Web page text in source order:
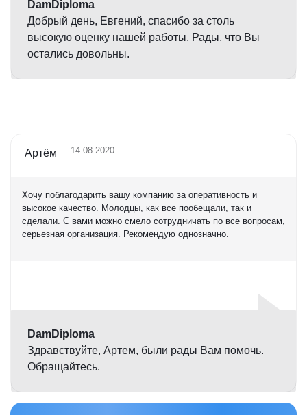
DamDiploma
Добрый день, Евгений, спасибо за столь
высокую оценку нашей работы. Рады, что Вы
остались довольны.
Артём 14.08.2020
Хочу поблагодарить вашу компанию за оперативность и
высокое качество. Молодцы, как все пообещали, так и
сделали. С вами можно смело сотрудничать по все вопросам,
серьезная организация. Рекомендую однозначно.
DamDiploma
Здравствуйте, Артем, были рады Вам помочь.
Обращайтесь.